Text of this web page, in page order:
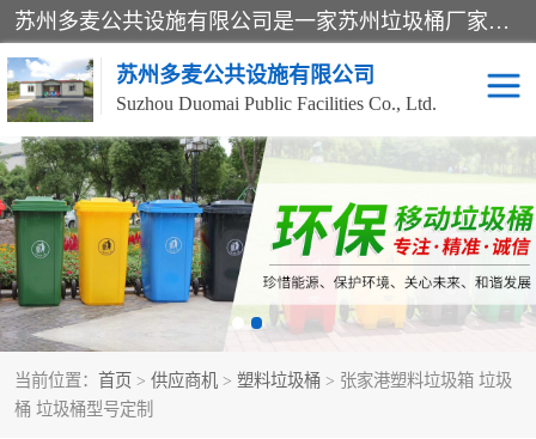
苏州多麦公共设施有限公司是一家苏州垃圾桶厂家，主营：塑料垃圾桶、分类果皮箱、户外园林椅、保安岗亭等产品厂家。全国统一热线电话：17105580222。公司组建完善的团队。设计人员，能根据客户要求，提供适合的设计方案，来满足客户的需求。
苏州多麦公共设施有限公司
Suzhou Duomai Public Facilities Co., Ltd.
当前位置： 首页 > 供应商机 > 塑料垃圾桶 > 张家港塑料垃圾箱 垃圾
桶 垃圾桶型号定制
办公室脚踩垃圾桶 保安岗亭
分类果皮箱 公园椅
垃圾分类房 塑料垃圾桶
防疫岗亭 吸烟岗亭